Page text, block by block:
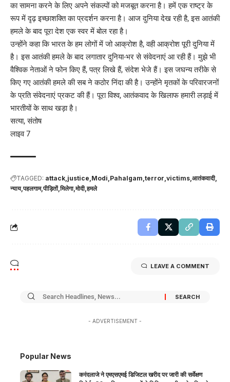
का सामना करने के लिए अपने संकल्पों को मजबूत करना है। हमें एक राष्ट्र के
रूप में दृढ़ इच्छाशक्ति का प्रदर्शन करना है। आज दुनिया देख रही है, इस आतंकी
हमले के बाद पूरा देश एक स्वर में बोल रहा है।
उन्होंने कहा कि भारत के हम लोगों में जो आक्रोश है, वही आक्रोश पूरी दुनिया में
है। इस आतंकी हमले के बाद लगातार दुनिया-भर से संवेदनाएं आ रही हैं। मुझे भी
वैश्विक नेताओं ने फोन किए हैं, पत्र लिखे हैं, संदेश भेजे हैं। इस जघन्य तरीके से
किए गए आतंकी हमले की सब ने कठोर निंदा की है। उन्होंने मृतकों के परिवारजनों
के प्रति संवेदनाएं प्रकट की हैं। पूरा विश्व, आतंकवाद के खिलाफ हमारी लड़ाई में
भारतीयों के साथ खड़ा है।
सत्या, संतोष
लाइव 7
TAGGED: attack justice Modi Pahalgam terror victims आतंकवादी
न्याय पहलगाम पीड़ितों मिलेगा मोदी हमले
LEAVE A COMMENT
- ADVERTISEMENT -
Popular News
करंदलाजे ने एमएसएमई डिजिटल खरीद पर जारी की सर्वेक्षण